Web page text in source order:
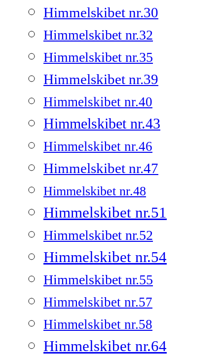
Himmelskibet nr.30
Himmelskibet nr.32
Himmelskibet nr.35
Himmelskibet nr.39
Himmelskibet nr.40
Himmelskibet nr.43
Himmelskibet nr.46
Himmelskibet nr.47
Himmelskibet nr.48
Himmelskibet nr.51
Himmelskibet nr.52
Himmelskibet nr.54
Himmelskibet nr.55
Himmelskibet nr.57
Himmelskibet nr.58
Himmelskibet nr.64